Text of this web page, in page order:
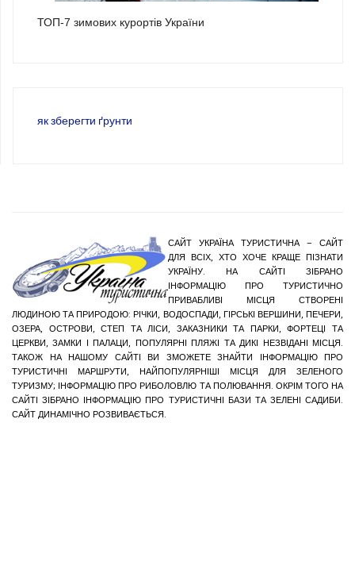
ТОП-7 зимових курортів України
як зберегти ґрунти
САЙТ УКРАЇНА ТУРИСТИЧНА – САЙТ
ДЛЯ ВСІХ, ХТО ХОЧЕ КРАЩЕ ПІЗНАТИ
УКРАЇНУ. НА САЙТІ ЗІБРАНО
ІНФОРМАЦІЮ ПРО ТУРИСТИЧНО
ПРИВАБЛИВІ МІСЦЯ СТВОРЕНІ
ЛЮДИНОЮ ТА ПРИРОДОЮ: РІЧКИ, ВОДОСПАДИ, ГІРСЬКІ ВЕРШИНИ, ПЕЧЕРИ,
ОЗЕРА, ОСТРОВИ, СТЕП ТА ЛІСИ, ЗАКАЗНИКИ ТА ПАРКИ, ФОРТЕЦІ ТА
ЦЕРКВИ, ЗАМКИ І ПАЛАЦИ, ПОПУЛЯРНІ ПЛЯЖІ ТА ДИКІ НЕЗВІДАНІ МІСЦЯ.
ТАКОЖ НА НАШОМУ САЙТІ ВИ ЗМОЖЕТЕ ЗНАЙТИ ІНФОРМАЦІЮ ПРО
ТУРИСТИЧНІ МАРШРУТИ, НАЙПОПУЛЯРНІШІ МІСЦЯ ДЛЯ ЗЕЛЕНОГО
ТУРИЗМУ; ІНФОРМАЦІЮ ПРО РИБОЛОВЛЮ ТА ПОЛЮВАННЯ. ОКРІМ ТОГО НА
САЙТІ ЗІБРАНО ІНФОРМАЦІЮ ПРО ТУРИСТИЧНІ БАЗИ ТА ЗЕЛЕНІ САДИБИ.
САЙТ ДИНАМІЧНО РОЗВИВАЄТЬСЯ.